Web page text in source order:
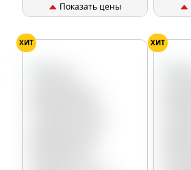
Показать цены
ХИТ ХИТ